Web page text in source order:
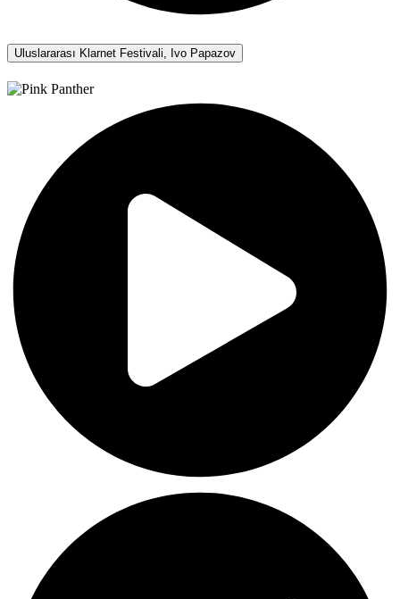
Uluslararası Klarnet Festivali, Ivo Papazov